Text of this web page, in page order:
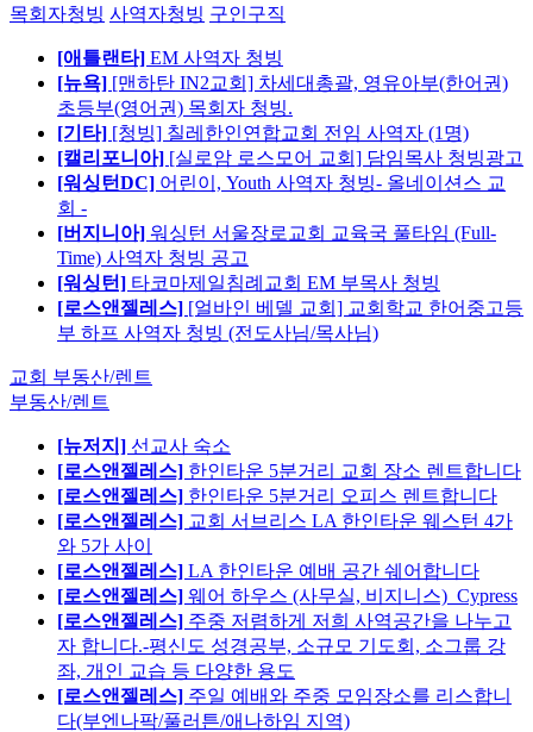
목회자청빙 사역자청빙 구인구직
[애틀랜타] EM 사역자 청빙
[뉴욕] [맨하탄 IN2교회] 차세대총괄, 영유아부(한어권)
초등부(영어권) 목회자 청빙.
[기타] [청빙] 칠레한인연합교회 전임 사역자 (1명)
[캘리포니아] [실로암 로스모어 교회] 담임목사 청빙광고
[워싱턴DC] 어린이, Youth 사역자 청빙- 올네이션스 교
회 -
[버지니아] 워싱턴 서울장로교회 교육국 풀타임 (Full-
Time) 사역자 청빙 공고
[워싱턴] 타코마제일침례교회 EM 부목사 청빙
[로스앤젤레스] [얼바인 베델 교회] 교회학교 한어중고등
부 하프 사역자 청빙 (전도사님/목사님)
교회 부동산/렌트
부동산/렌트
[뉴저지] 선교사 숙소
[로스앤젤레스] 한인타운 5분거리 교회 장소 렌트합니다
[로스앤젤레스] 한인타운 5분거리 오피스 렌트합니다
[로스앤젤레스] 교회 서브리스 LA 한인타운 웨스턴 4가
와 5가 사이
[로스앤젤레스] LA 한인타운 예배 공간 쉐어합니다
[로스앤젤레스] 웨어 하우스 (사무실, 비지니스)_Cypress
[로스앤젤레스] 주중 저렴하게 저희 사역공간을 나누고
자 합니다.-평신도 성경공부, 소규모 기도회, 소그룹 강
좌, 개인 교습 등 다양한 용도
[로스앤젤레스] 주일 예배와 주중 모임장소를 리스합니
다(부엔나팍/풀러튼/애나하임 지역)